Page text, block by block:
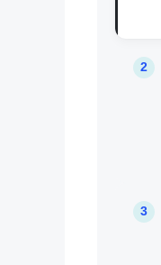
2
3